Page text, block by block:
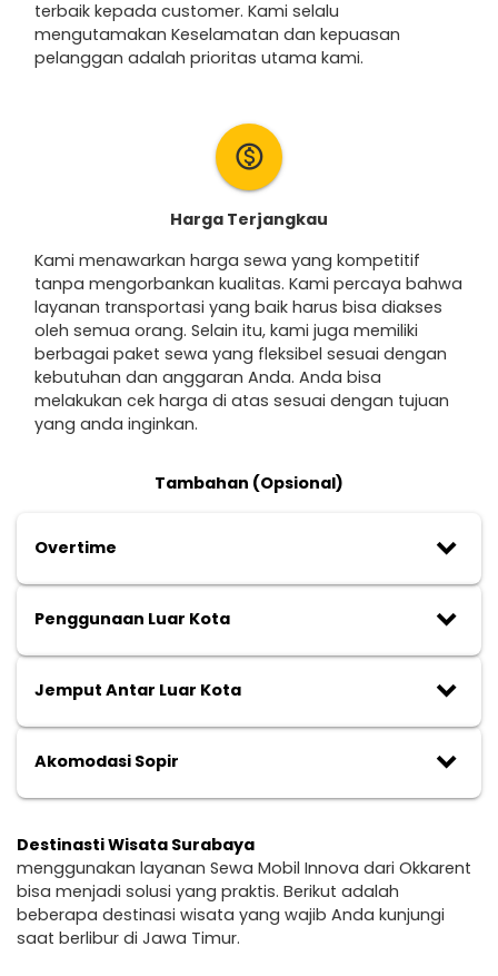
terbaik kepada customer. Kami selalu
mengutamakan Keselamatan dan kepuasan
pelanggan adalah prioritas utama kami.
monetization_on
Harga Terjangkau
Kami menawarkan harga sewa yang kompetitif
tanpa mengorbankan kualitas. Kami percaya bahwa
layanan transportasi yang baik harus bisa diakses
oleh semua orang. Selain itu, kami juga memiliki
berbagai paket sewa yang fleksibel sesuai dengan
kebutuhan dan anggaran Anda. Anda bisa
melakukan cek harga di atas sesuai dengan tujuan
yang anda inginkan.
Tambahan (Opsional)
Overtime keyboard_arrow_down
Penggunaan Luar Kota keyboard_arrow_down
Jemput Antar Luar Kota keyboard_arrow_down
Akomodasi Sopir keyboard_arrow_down
Destinasti Wisata Surabaya
menggunakan layanan Sewa Mobil Innova dari Okkarent
bisa menjadi solusi yang praktis. Berikut adalah
beberapa destinasi wisata yang wajib Anda kunjungi
saat berlibur di Jawa Timur.